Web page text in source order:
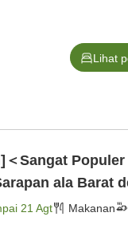
Lihat
＜Sangat
ala Barat
21 Agt Makanan